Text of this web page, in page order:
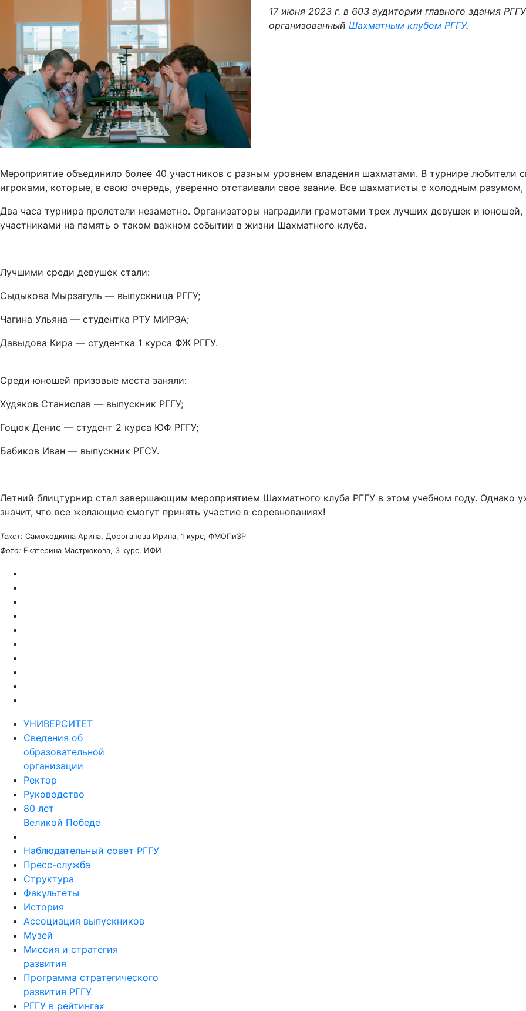
17 июня 2023 г. в 603 аудитории главного здания
организованный Шахматным клубом РГГУ.
Мероприятие объединило более 40 участников с разным уровнем владения шахматами. В турнире любители
игроками, которые, в свою очередь, уверенно отстаивали свое звание. Все шахматисты с холодным
Два часа турнира пролетели незаметно. Организаторы наградили грамотами трех лучших девушек и
участниками на память о таком важном событии в жизни Шахматного клуба.
Лучшими среди девушек стали:
Сыдыкова Мырзагуль — выпускница РГГУ;
Чагина Ульяна — студентка РТУ МИРЭА;
Давыдова Кира — студентка 1 курса ФЖ РГГУ.
Среди юношей призовые места заняли:
Худяков Станислав — выпускник РГГУ;
Гоцюк Денис — студент 2 курса ЮФ РГГУ;
Бабиков Иван — выпускник РГСУ.
Летний блицтурнир стал завершающим мероприятием Шахматного клуба РГГУ в этом учебном году. Однако
значит, что все желающие смогут принять участие в соревнованиях!
Текст: Самоходкина Арина, Дороганова Ирина, 1 курс, ФМОПиЗР
Фото: Екатерина Мастрюкова, 3 курс, ИФИ
УНИВЕРСИТЕТ
Сведения об
образовательной
организации
Ректор
Руководство
80 лет
Великой Победе
Наблюдательный совет РГГУ
Пресс-служба
Структура
Факультеты
История
Ассоциация выпускников
Музей
Миссия и стратегия
развития
Программа стратегического
развития РГГУ
РГГУ в рейтингах